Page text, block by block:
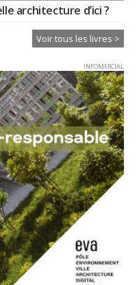
architecture d’ici ?
Voir tous les livres >
INFOMERCIAL